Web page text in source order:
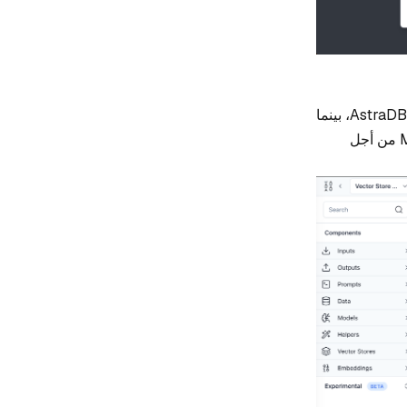
بمجرد أن يتم إنشاء مشروع Vector Store Rag بنجاح، فإن مخزن المتجهات الافتراضي هو AstraDB، بينما
نريد استخدام Milvus. لذلك نحن بحاجة إلى استبدال هذه الوحدة النمطية astraDB بـ Milvus من أجل